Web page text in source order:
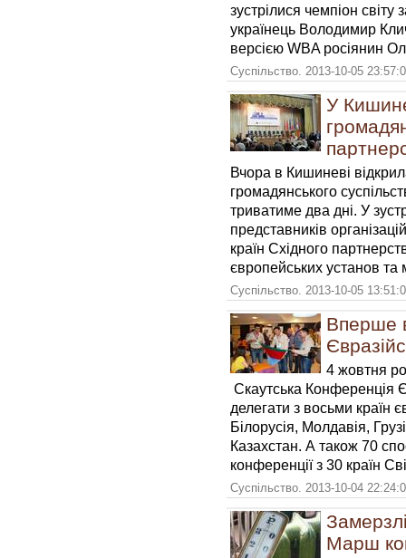
зустрілися чемпіон
українець Володимир
версією WBA росіянин
Суспільство. 2013-10-05
У
Вчора в Кишиневі
громадянського
триватиме два дні. У
представників
країн Східного
європейських установ
Суспільство. 2013-10-05
Вперше
4 жовтня
Скаутська Конференція
делегати з восьми країн
Білорусія, Молдавія,
Казахстан. А також 70
конференції з 30 країн
Суспільство. 2013-10-04
Марш